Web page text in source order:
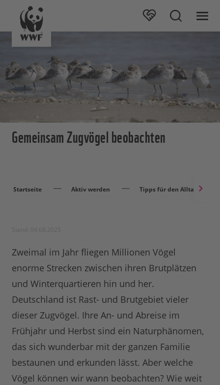
Gemeinsam Zugvögel beobachten
Startseite Aktiv werden Tipps für den Alltag
Zweimal im Jahr fliegen Millionen Vögel
enorme Strecken zwischen ihren Brutplätzen
und Winterquartieren hin und her.
Deutschland ist Rast- und Brutgebiet vieler
dieser Zugvögel. Ihre An- und Abreise im
Frühjahr und Herbst sind ein Naturphänomen,
das sich wunderbar mit der ganzen Familie
bestaunen und erkunden lässt. Aber welche
Vögel können wir wann beobachten? Wie weit